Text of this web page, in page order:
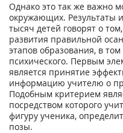
Однако это так же важно
окружающих. Результаты
тысяч детей говорят о
развития правильной
этапов образования, в
психического. Первым
является принятие
информацию учителю о
Подобным критерием
посредством которого
фигуру ученика,
позы.